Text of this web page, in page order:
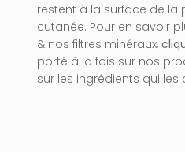
restent à la surface de la
cutanée. Pour en savoir
& nos filtres minéraux,
porté à la fois sur nos
sur les ingrédients qui